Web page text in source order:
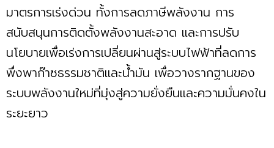
มาตรการเร่งด่วน ทั้งการลดภาษีพลังงาน การ
สนับสนุนการติดตั้งพลังงานสะอาด และการปรับ
นโยบายเพื่อเร่งการเปลี่ยนผ่านสู่ระบบไฟฟ้าที่ลดการ
พึ่งพาก๊าซธรรมชาติและน้ำมัน เพื่อวางรากฐานของ
ระบบพลังงานใหม่ที่มุ่งสู่ความยั่งยืนและความมั่นคงใน
ระยะยาว